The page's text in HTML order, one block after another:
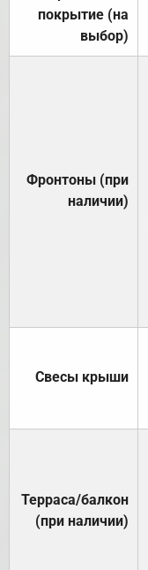
покрытие (на
выбор)
Фронтоны (при
наличии)
Свесы крыши
Терраса/балкон
(при наличии)